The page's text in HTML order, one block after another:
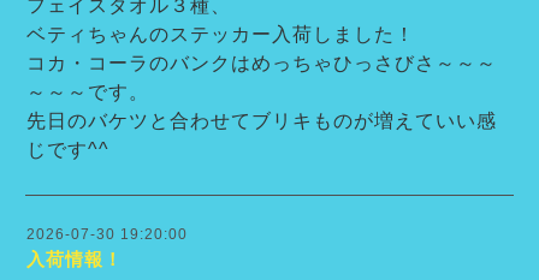
フェイスタオル３種、
ベティちゃんのステッカー入荷しました！
コカ・コーラのバンクはめっちゃひっさびさ～～～
～～～です。
先日のバケツと合わせてブリキものが増えていい感
じです^^
2026-07-30 19:20:00
入荷情報！